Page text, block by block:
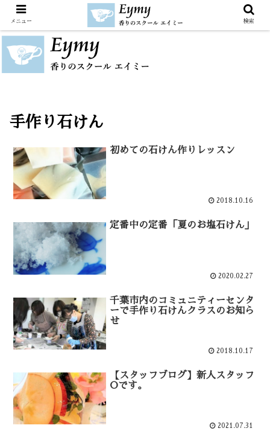
手作り石けん
初めての石けん作りレッスン
2018.10.16
定番中の定番「夏のお塩石けん」
2020.02.27
千葉市内のコミュニティーセンタ
ーで手作り石けんクラスのお知ら
せ
2018.10.17
【スタッフブログ】新人スタッフ
Oです。
2021.07.31
メニュー 検索